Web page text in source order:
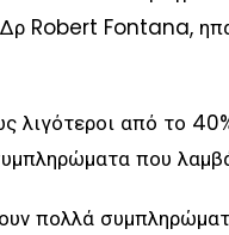
Δρ Robert Fontana,
λιγότεροι από το
που
πολλά